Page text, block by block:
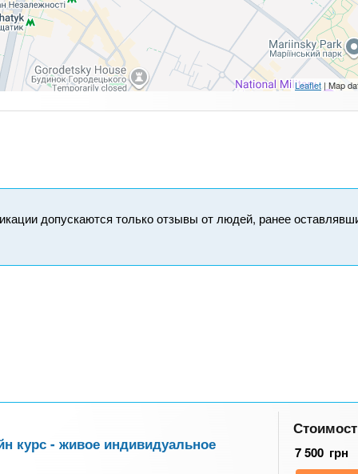
Leaflet | Map
допускаются только отзывы от людей, ранее
курс - живое индивидуальное 7 500 грн